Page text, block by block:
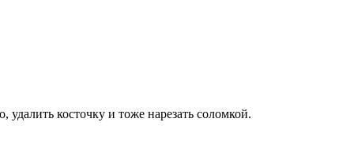
удалить косточку и тоже нарезать соломкой.